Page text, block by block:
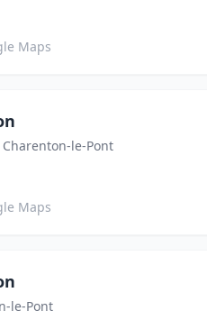
Maps
le-Pont
Maps
le-Pont